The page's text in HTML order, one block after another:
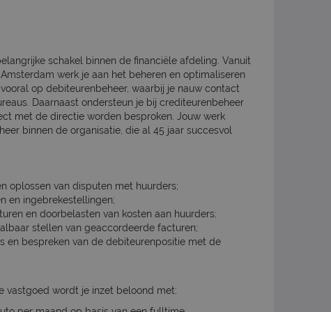
schakel binnen de financiële afdeling. Vanuit
werk je aan het beheren en optimaliseren
op debiteurenbeheer, waarbij je nauw contact
Daarnaast ondersteun je bij crediteurenbeheer
met de directie worden besproken. Jouw werk
binnen de organisatie, die al 45 jaar succesvol
oplossen van disputen met huurders;
en ingebrekestellingen;
en doorbelasten van kosten aan huurders;
stellen van geaccordeerde facturen;
en bespreken van de debiteurenpositie met de
vastgoed wordt je inzet beloond met: